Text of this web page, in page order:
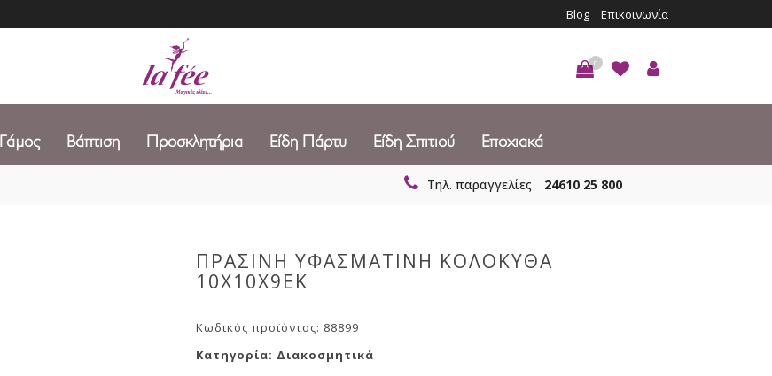
Blog Επικοινωνία
0
Γάμος Βάπτιση Προσκλητήρια Είδη Πάρτυ Είδη Σπιτιού Εποχιακά
Τηλ. παραγγελίες 24610 25 800
ΠΡΑΣΙΝΗ ΥΦΑΣΜΑΤΙΝΗ ΚΟΛΟΚΥΘΑ
10Χ10Χ9ΕΚ
Κωδικός προϊόντος: 88899
Κατηγορία: Διακοσμητικά